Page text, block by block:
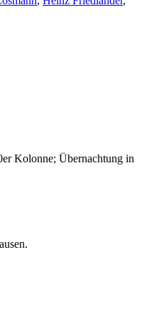
Kolonne; Übernachtung in